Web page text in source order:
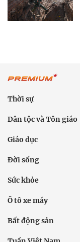
Thời sự
Dân tộc và Tôn giáo
Giáo dục
Đời sống
Sức khỏe
Ô tô xe máy
Bất động sản